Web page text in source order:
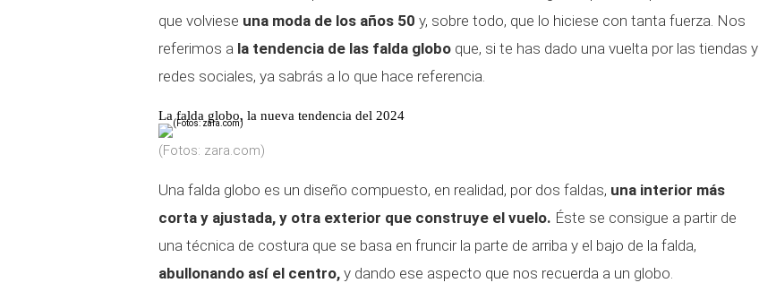
que volviese una moda de los años 50 y, sobre todo, que lo hiciese con tanta fuerza. Nos
referimos a la tendencia de las falda globo que, si te has dado una vuelta por las tiendas y
redes sociales, ya sabrás a lo que hace referencia.
La falda globo, la nueva tendencia del 2024
(Fotos: zara.com)
Una falda globo es un diseño compuesto, en realidad, por dos faldas, una interior más
corta y ajustada, y otra exterior que construye el vuelo. Éste se consigue a partir de
una técnica de costura que se basa en fruncir la parte de arriba y el bajo de la falda,
abullonando así el centro, y dando ese aspecto que nos recuerda a un globo.